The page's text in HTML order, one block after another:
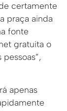
certamente
praça ainda
fonte
gratuita o
apenas